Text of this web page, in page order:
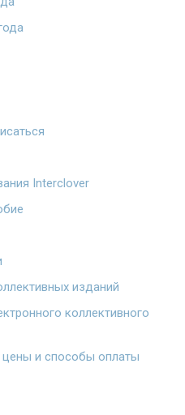
Interclover
изданий
коллективного
цены и способы оплаты